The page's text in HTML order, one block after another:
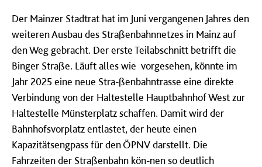
Der Mainzer Stadtrat hat im Juni vergangenen Jahres den
weiteren Ausbau des Straßenbahnnetzes in Mainz auf
den Weg gebracht. Der erste Teilabschnitt betrifft die
Binger Straße. Läuft alles wie vorgesehen, könnte im
Jahr 2025 eine neue Stra-ßenbahntrasse eine direkte
Verbindung von der Haltestelle Hauptbahnhof West zur
Haltestelle Münsterplatz schaffen. Damit wird der
Bahnhofsvorplatz entlastet, der heute einen
Kapazitätsengpass für den ÖPNV darstellt. Die
Fahrzeiten der Straßenbahn kön-nen so deutlich